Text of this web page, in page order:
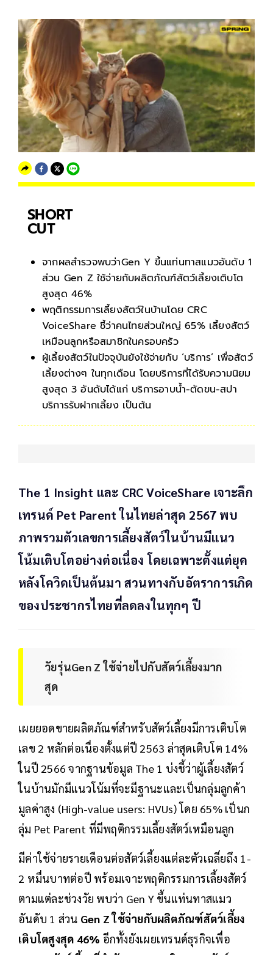
SHORT
CUT
จากผลสำรวจพบว่าGen Y ขึ้นแท่นทาสแมวอันดับ 1
ส่วน Gen Z ใช้จ่ายกับผลิตภัณฑ์สัตว์เลี้ยงเติบโต
สูงสุด 46%
พฤติกรรมการเลี้ยงสัตว์ในบ้านโดย CRC
VoiceShare ชี้ว่าคนไทยส่วนใหญ่ 65% เลี้ยงสัตว์
เหมือนลูกหรือสมาชิกในครอบครัว
ผู้เลี้ยงสัตว์ในปัจจุบันยังใช้จ่ายกับ ‘บริการ’ เพื่อสัตว์
เลี้ยงต่างๆ ในทุกเดือน โดยบริการที่ได้รับความนิยม
สูงสุด 3 อันดับได้แก่ บริการอาบน้ำ-ตัดขน-สปา
บริการรับฝากเลี้ยง เป็นต้น
The 1 Insight และ CRC VoiceShare เจาะลึก
เทรนด์ Pet Parent ในไทยล่าสุด 2567 พบ
ภาพรวมตัวเลขการเลี้ยงสัตว์ในบ้านมีแนว
โน้มเติบโตอย่างต่อเนื่อง โดยเฉพาะตั้งแต่ยุค
หลังโควิดเป็นต้นมา สวนทางกับอัตราการเกิด
ของประชากรไทยที่ลดลงในทุกๆ ปี
วัยรุ่นGen Z ใช้จ่ายไปกับสัตว์เลี้ยงมาก
สุด
เผยยอดขายผลิตภัณฑ์สำหรับสัตว์เลี้ยงมีการเติบโต
เลข 2 หลักต่อเนื่องตั้งแต่ปี 2563 ล่าสุดเติบโต 14%
ในปี 2566 จากฐานข้อมูล The 1 บ่งชี้ว่าผู้เลี้ยงสัตว์
ในบ้านมักมีแนวโน้มที่จะมีฐานะและเป็นกลุ่มลูกค้า
มูลค่าสูง (High-value users: HVUs) โดย 65% เป็นก
ลุ่ม Pet Parent ที่มีพฤติกรรมเลี้ยงสัตว์เหมือนลูก
มีค่าใช้จ่ายรายเดือนต่อสัตว์เลี้ยงแต่ละตัวเฉลี่ยถึง 1-
2 หมื่นบาทต่อปี พร้อมเจาะพฤติกรรมการเลี้ยงสัตว์
ตามแต่ละช่วงวัย พบว่า Gen Y ขึ้นแท่นทาสแมว
อันดับ 1 ส่วน Gen Z ใช้จ่ายกับผลิตภัณฑ์สัตว์เลี้ยง
เติบโตสูงสุด 46% อีกทั้งยังเผยเทรนด์ธุรกิจเพื่อ